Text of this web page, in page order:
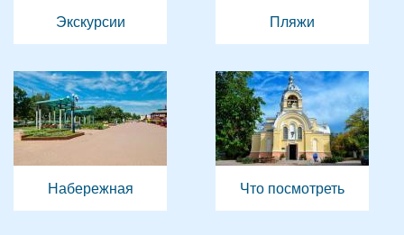
Экскурсии Пляжи
Набережная Что посмотреть